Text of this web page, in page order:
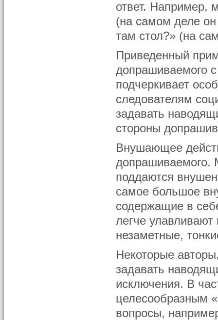
ответ.
(на самом деле
там стол?» (на
Приведенный
допрашиваемого
подчеркивает
следователям
задавать
стороны
Внушающее
допрашиваемого.
поддаются
самое большое
содержащие в
легче
незаметные,
Некоторые
задавать
исключения. В
целесообразным
вопросы,